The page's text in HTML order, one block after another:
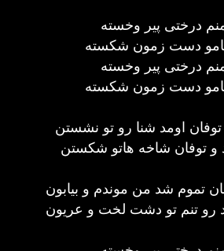
منم درختی پیر وخسته
دست زمون شکسته
منم درختی پیر وخسته
دست زمون شکسته
اومد شنا رو تو نشستن
و توفان شاخه هاتو شکستن
تموم شد من موندم و بیابون
رو تنم تو دشت لخت و عریون